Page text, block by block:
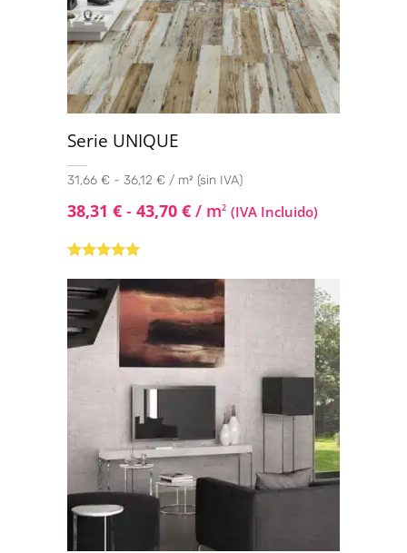
Serie UNIQUE
31,66 € - 36,12 € / m² (sin IVA)
38,31 € - 43,70 € / m2 (IVA Incluido)
5.00de 5